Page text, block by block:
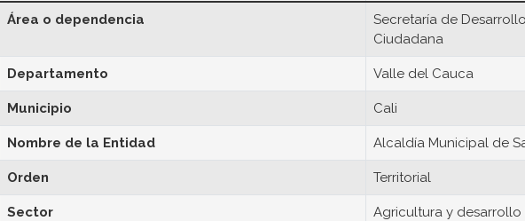
Área o dependencia
Secretaría de
Ciudadana
Departamento Valle del Cauca
Municipio Cali
Nombre de la Entidad Alcaldía Municipal de
Orden Territorial
Sector Agricultura y desarrollo